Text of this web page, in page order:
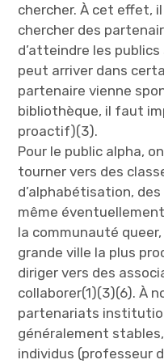
chercher. À cet effet,
chercher des
d’atteindre les
peut arriver dans
partenaire vienne
bibliothèque, il faut
proactif)(3).
Pour le public alpha,
tourner vers des
d’alphabétisation,
même
la communauté
grande ville la plus
diriger vers des
collaborer(1)(3)(6). À
partenariats
généralement
individus (professeur